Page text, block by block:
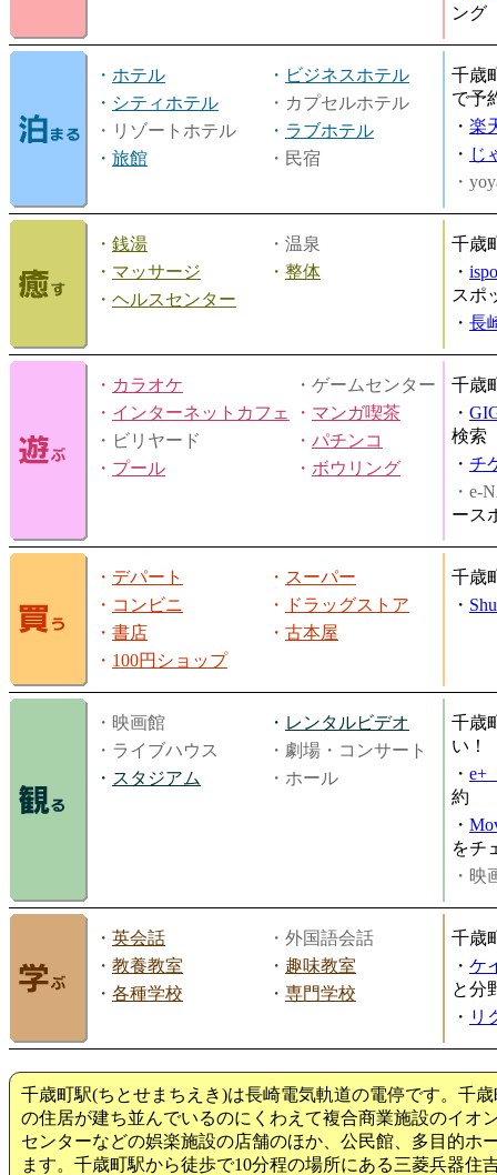
ング
・ ホテル ・ ビジネスホテル
・ シティホテル
・カプセルホテル
・リゾートホテル
・ ラブホテル
・ 旅館 ・民宿
千歳
で予
・ 楽
・ じ
・
・ 銭湯
・温泉
・ マッサージ ・ 整体
・ ヘルスセンター
千歳
・
スポ
・ 長
・ カラオケ
・ゲームセンター
・ インターネットカフェ ・ マンガ喫茶
・ビリヤード
・ パチンコ
・ プール ・ ボウリング
千歳
・
検索
・ チ
・e-
ース
・ デパート ・ スーパー
・ コンビニ ・
ドラッグストア
・ 書店 ・ 古本屋
・ 100円ショップ
千歳
・
・映画館 ・ レンタルビデオ
・ライブハウス
・劇場・コンサート
・ スタジアム ・ホール
千歳
い！
・ e+
約
・
をチ
・映
・ 英会話
・外国語会話
・ 教養教室 ・ 趣味教室
・ 各種学校 ・ 専門学校
千歳
・ ケ
と分
・ リ
千歳町駅(ちとせまちえき)は長崎電気軌道の電停です。千
の住居が建ち並んでいるのにくわえて複合商業施設のイオ
センターなどの娯楽施設の店舗のほか、公民館、多目的ホ
ます。千歳町駅から徒歩で10分程の場所にある三菱兵器住